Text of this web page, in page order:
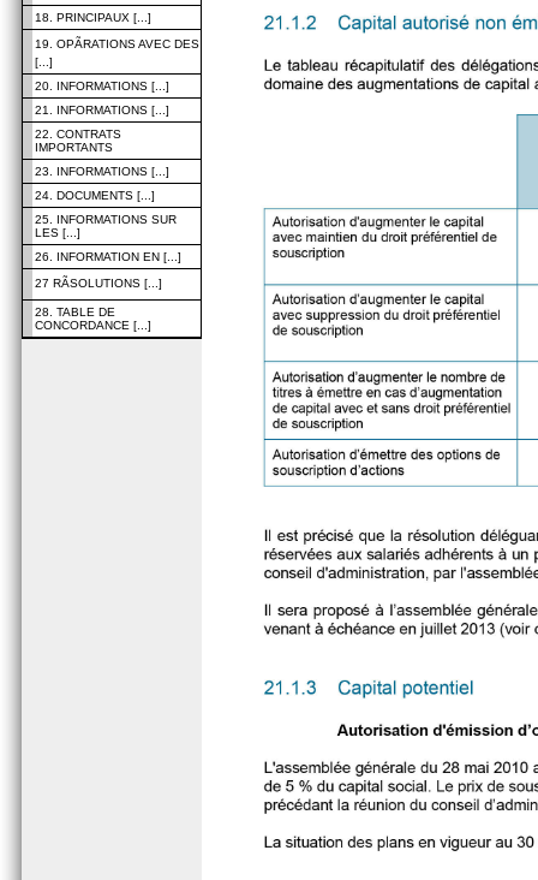
18. PRINCIPAUX [...]
19. OPÃRATIONS AVEC DES
[...]
20. INFORMATIONS [...]
21. INFORMATIONS [...]
22. CONTRATS
IMPORTANTS
23. INFORMATIONS [...]
24. DOCUMENTS [...]
25. INFORMATIONS SUR
LES [...]
26. INFORMATION EN [...]
27 RÃSOLUTIONS [...]
28. TABLE DE
CONCORDANCE [...]